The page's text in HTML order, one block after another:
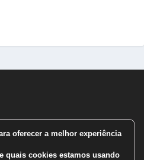
|comercial@metsul.com
oferecer a melhor experiência
quais cookies estamos usando